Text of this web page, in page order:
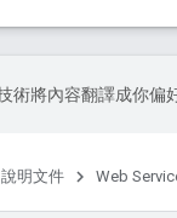
術將內容翻譯成你偏
說明文件 Web